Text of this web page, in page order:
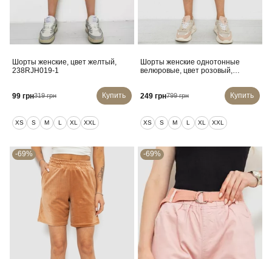
Шорты женские, цвет желтый,
238RJH019-1
99 грн319 грн Купить
XS S M L XL XXL
Шорты женские однотонные
велюровые, цвет розовый,
249 грн799 грн Купить
XS S M L XL XXL
-69% -69%